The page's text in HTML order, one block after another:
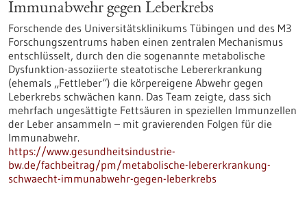
Immunabwehr gegen Leberkrebs
Forschende des Universitätsklinikums Tübingen und des M3
Forschungszentrums haben einen zentralen Mechanismus
entschlüsselt, durch den die sogenannte metabolische
Dysfunktion-assoziierte steatotische Lebererkrankung
(ehemals „Fettleber“) die körpereigene Abwehr gegen
Leberkrebs schwächen kann. Das Team zeigte, dass sich
mehrfach ungesättigte Fettsäuren in speziellen Immunzellen
der Leber ansammeln – mit gravierenden Folgen für die
Immunabwehr.
https://www.gesundheitsindustrie-
bw.de/fachbeitrag/pm/metabolische-lebererkrankung-
schwaecht-immunabwehr-gegen-leberkrebs